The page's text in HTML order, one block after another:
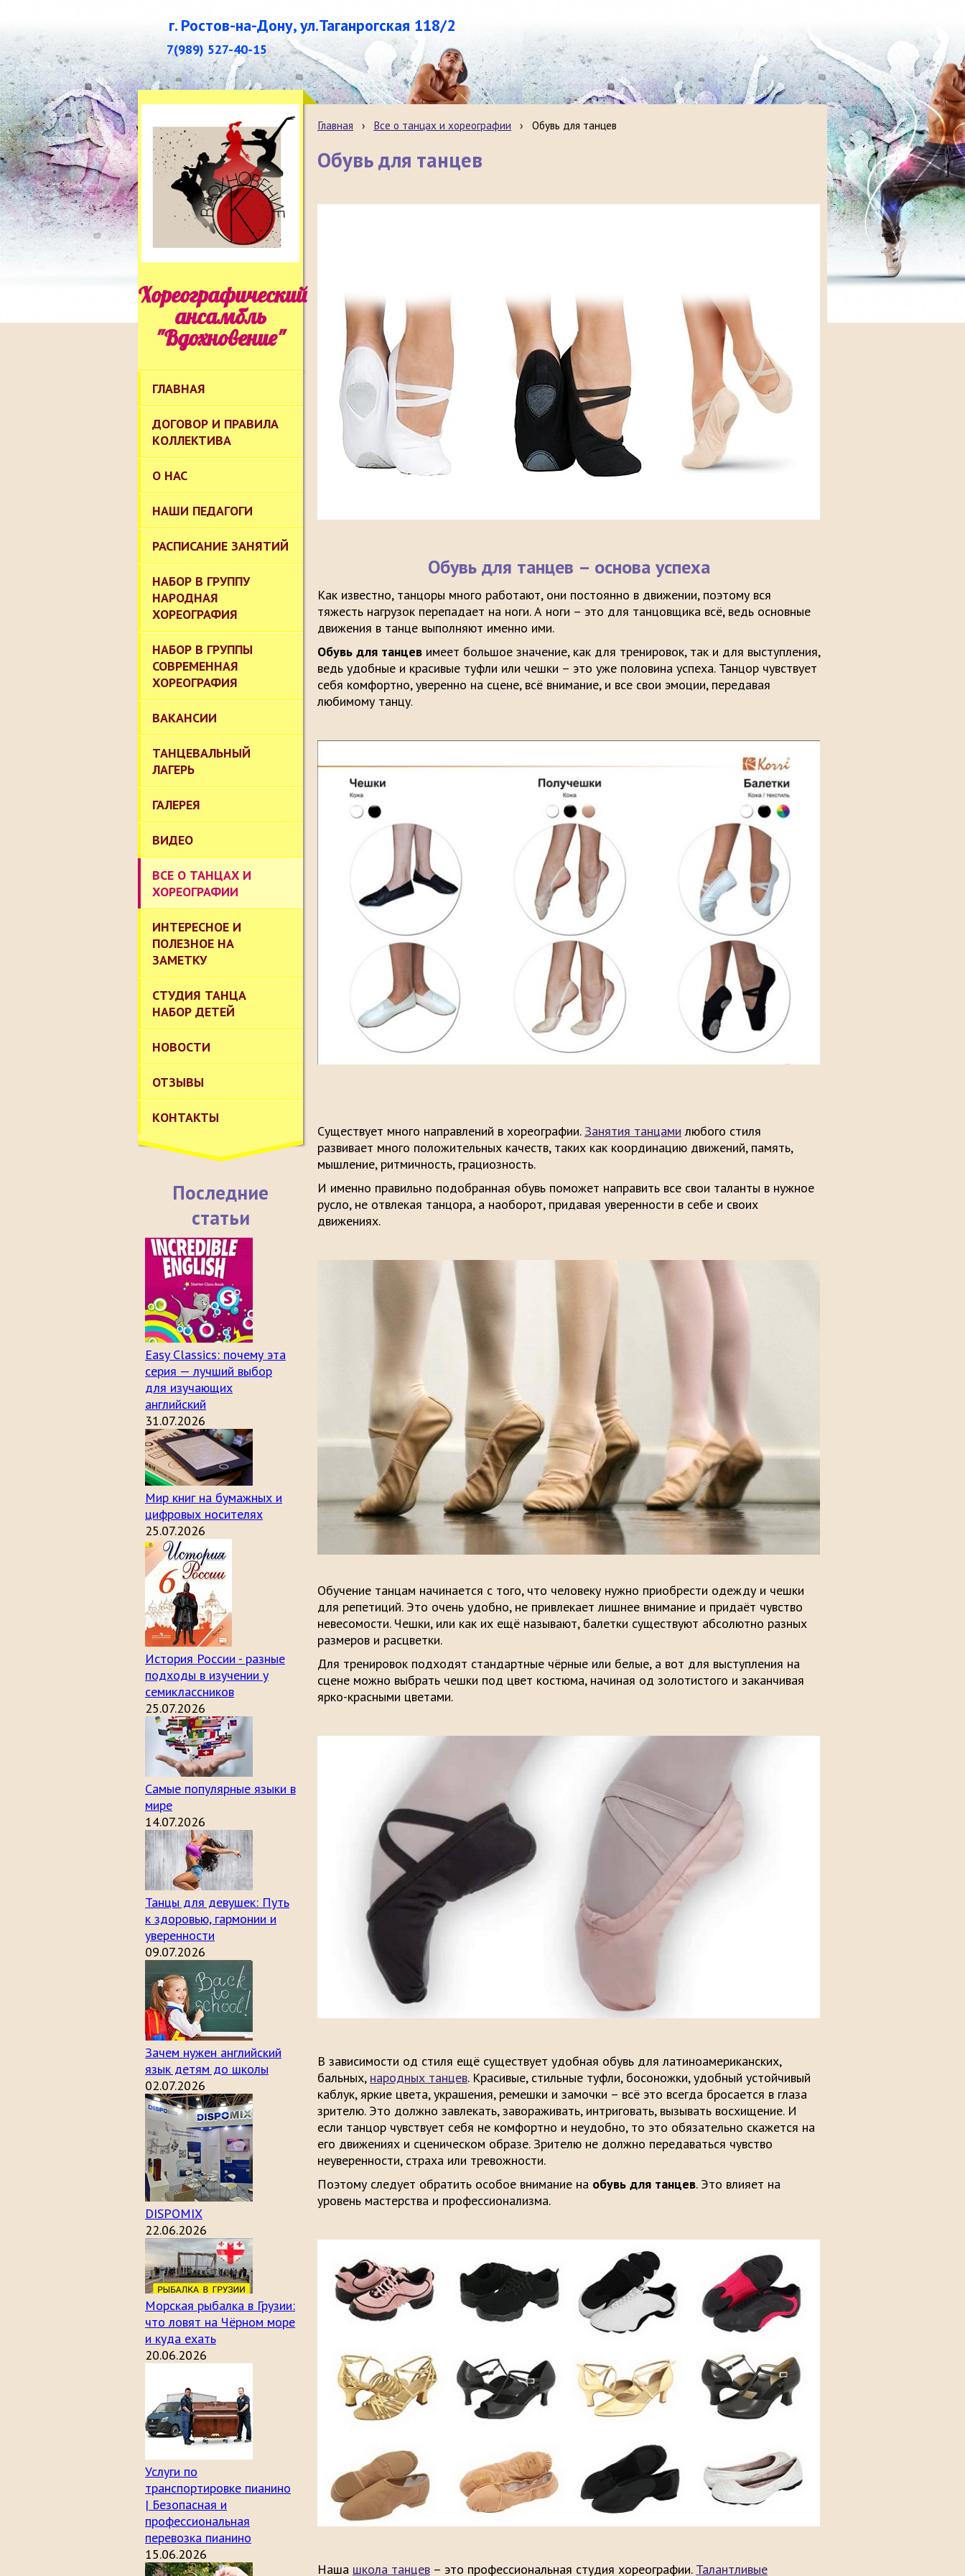
г. Ростов-на-Дону, ул.Таганрогская 118/2
7(989) 527-40-15
Хореографический
ансамбль
"Вдохновение"
ГЛАВНАЯ
ДОГОВОР И ПРАВИЛА
КОЛЛЕКТИВА
О НАС
НАШИ ПЕДАГОГИ
РАСПИСАНИЕ ЗАНЯТИЙ
НАБОР В ГРУППУ
НАРОДНАЯ
ХОРЕОГРАФИЯ
НАБОР В ГРУППЫ
СОВРЕМЕННАЯ
ХОРЕОГРАФИЯ
ВАКАНСИИ
ТАНЦЕВАЛЬНЫЙ
ЛАГЕРЬ
ГАЛЕРЕЯ
ВИДЕО
ВСЕ О ТАНЦАХ И
ХОРЕОГРАФИИ
ИНТЕРЕСНОЕ И
ПОЛЕЗНОЕ НА
ЗАМЕТКУ
СТУДИЯ ТАНЦА
НАБОР ДЕТЕЙ
НОВОСТИ
ОТЗЫВЫ
КОНТАКТЫ
Последние
статьи
Easy Classics: почему эта
серия — лучший выбор
для изучающих
английский
31.07.2026
Мир книг на бумажных и
цифровых носителях
25.07.2026
История России - разные
подходы в изучении у
семиклассников
25.07.2026
Самые популярные языки в
мире
14.07.2026
Танцы для девушек: Путь
к здоровью, гармонии и
уверенности
09.07.2026
Зачем нужен английский
язык детям до школы
02.07.2026
DISPOMIX
22.06.2026
Морская рыбалка в Грузии:
что ловят на Чёрном море
и куда ехать
20.06.2026
Услуги по
транспортировке пианино
| Безопасная и
профессиональная
перевозка пианино
15.06.2026
Главная › Все о танцах и хореографии › Обувь для танцев
Обувь для танцев
Обувь для танцев – основа успеха
Как известно, танцоры много работают, они постоянно в движении, поэтому вся
тяжесть нагрузок перепадает на ноги. А ноги – это для танцовщика всё, ведь основные
движения в танце выполняют именно ими.
Обувь для танцев имеет большое значение, как для тренировок, так и для выступления,
ведь удобные и красивые туфли или чешки – это уже половина успеха. Танцор чувствует
себя комфортно, уверенно на сцене, всё внимание, и все свои эмоции, передавая
любимому танцу.
Существует много направлений в хореографии. Занятия танцами любого стиля
развивает много положительных качеств, таких как координацию движений, память,
мышление, ритмичность, грациозность.
И именно правильно подобранная обувь поможет направить все свои таланты в нужное
русло, не отвлекая танцора, а наоборот, придавая уверенности в себе и своих
движениях.
Обучение танцам начинается с того, что человеку нужно приобрести одежду и чешки
для репетиций. Это очень удобно, не привлекает лишнее внимание и придаёт чувство
невесомости. Чешки, или как их ещё называют, балетки существуют абсолютно разных
размеров и расцветки.
Для тренировок подходят стандартные чёрные или белые, а вот для выступления на
сцене можно выбрать чешки под цвет костюма, начиная од золотистого и заканчивая
ярко-красными цветами.
В зависимости од стиля ещё существует удобная обувь для латиноамериканских,
бальных, народных танцев. Красивые, стильные туфли, босоножки, удобный устойчивый
каблук, яркие цвета, украшения, ремешки и замочки – всё это всегда бросается в глаза
зрителю. Это должно завлекать, завораживать, интриговать, вызывать восхищение. И
если танцор чувствует себя не комфортно и неудобно, то это обязательно скажется на
его движениях и сценическом образе. Зрителю не должно передаваться чувство
неуверенности, страха или тревожности.
Поэтому следует обратить особое внимание на обувь для танцев. Это влияет на
уровень мастерства и профессионализма.
Наша школа танцев – это профессиональная студия хореографии. Талантливые